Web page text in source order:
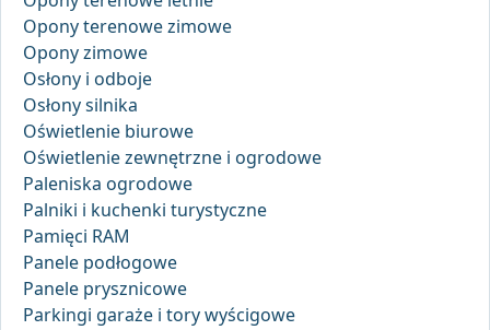
Opony terenowe zimowe
Opony zimowe
Osłony i odboje
Osłony silnika
Oświetlenie biurowe
Oświetlenie zewnętrzne i ogrodowe
Paleniska ogrodowe
Palniki i kuchenki turystyczne
Pamięci RAM
Panele podłogowe
Panele prysznicowe
Parkingi garaże i tory wyścigowe